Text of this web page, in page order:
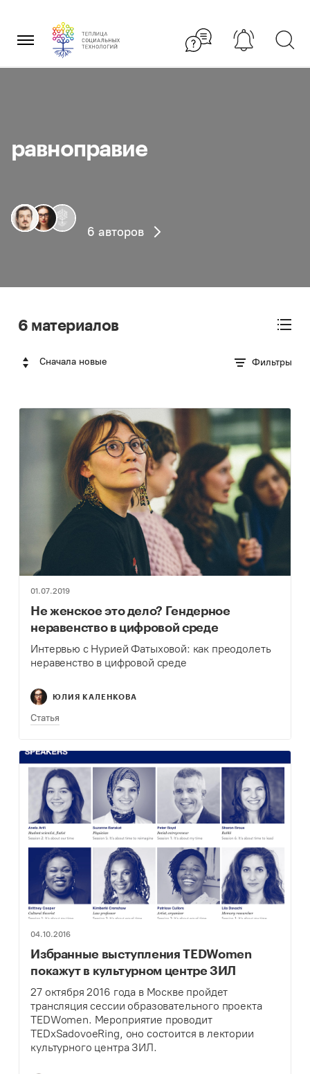
равноправие
6 авторов
6 материалов
Сначала новые Фильтры
01.07.2019
Не женское это дело? Гендерное
неравенство в цифровой среде
Интервью с Нурией Фатыховой: как преодолеть
неравенство в цифровой среде
ЮЛИЯ КАЛЕНКОВА
Статья
04.10.2016
Избранные выступления TEDWomen
покажут в культурном центре ЗИЛ
27 октября 2016 года в Москве пройдет
трансляция сессии образовательного проекта
TEDWomen. Мероприятие проводит
TEDxSadovoeRing, оно состоится в лектории
культурного центра ЗИЛ.